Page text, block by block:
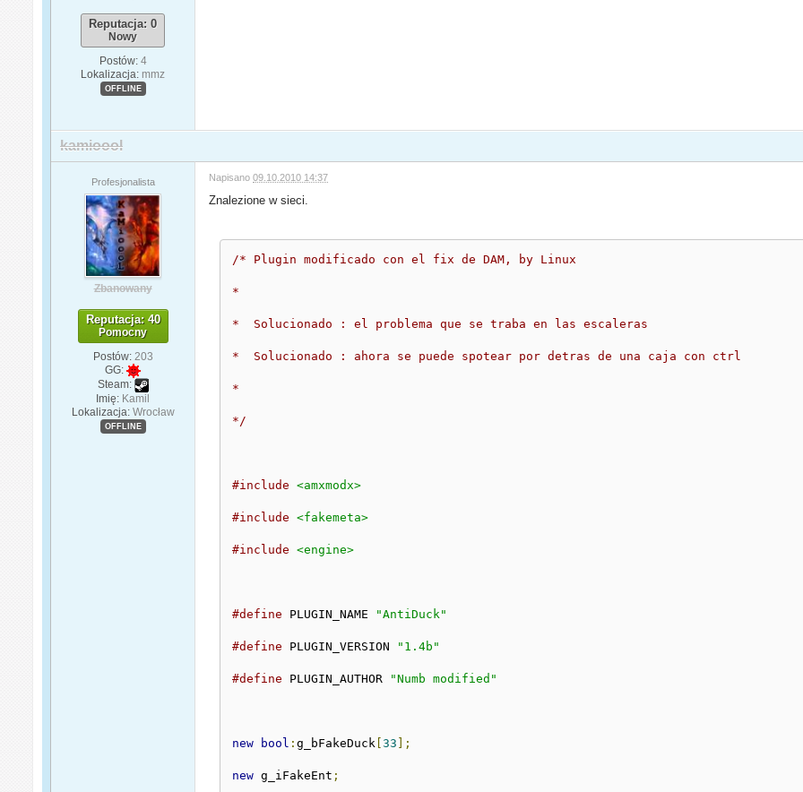
Reputacja: 0
Nowy
Postów: 4
Lokalizacja: mmz
OFFLINE
kamioool
Profesjonalista
Zbanowany
Reputacja: 40
Pomocny
Postów: 203
GG:
Steam:
Imię: Kamil
Lokalizacja: Wrocław
OFFLINE
Napisano09.10.2010 14:37
Znalezione w sieci.
/* Plugin modificado con el fix de DAM, by Linux
*
*  Solucionado : el problema que se traba en las escaleras
*  Solucionado : ahora se puede spotear por detras de una caja con ctrl
*
*/
#include <amxmodx>
#include <fakemeta>
#include <engine>
#define PLUGIN_NAME "AntiDuck"
#define PLUGIN_VERSION "1.4b"
#define PLUGIN_AUTHOR "Numb modified"
new bool :g_bFakeDuck [33 ];
new g_iFakeEnt ;